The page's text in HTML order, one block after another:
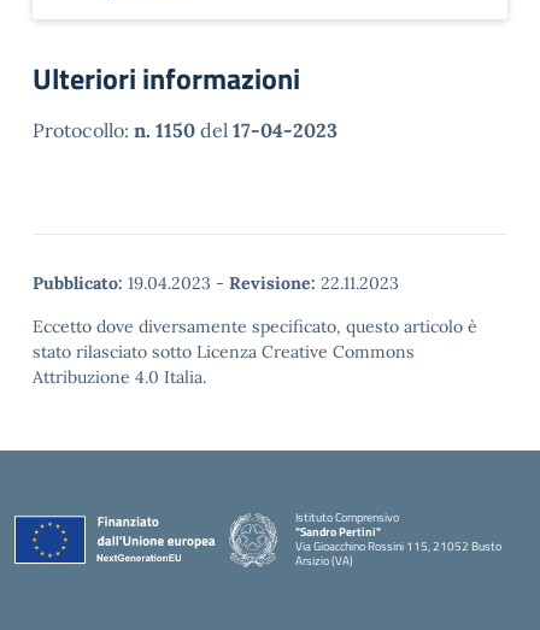
Ulteriori informazioni
Protocollo: n. 1150 del 17-04-2023
Pubblicato: 19.04.2023 - Revisione: 22.11.2023
Eccetto dove diversamente specificato, questo articolo è
stato rilasciato sotto Licenza Creative Commons
Attribuzione 4.0 Italia.
Istituto Comprensivo
"Sandro Pertini"
Via Gioacchino Rossini 115, 21052 Busto
Arsizio (VA)